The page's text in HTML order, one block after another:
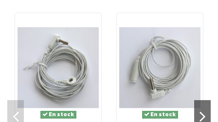
Hauteur de la tige en métal : 28 cm
Tige métallique de terre adaptable poursystème
Earthing avec 12 mètres de fil adaptable sur
système de Earthing :
En stock En stock